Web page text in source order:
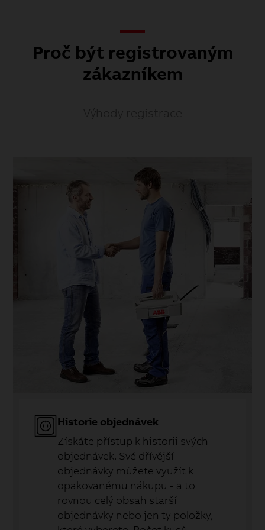
Proč být registrovaným
zákazníkem
Historie objednávek
Získáte přístup k historii svých
objednávek. Své dřívější
objednávky můžete využít k
opakovanému nákupu - a to
rovnou celý obsah starší
objednávky nebo jen ty položky,